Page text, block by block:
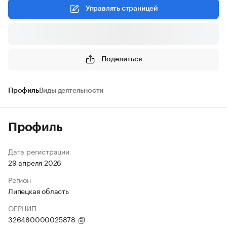
Управлять страницей
Поделиться
ПрофильВиды деятельности
Профиль
Дата регистрации
29 апреля 2026
Регион
Липецкая область
ОГРНИП
326480000025878